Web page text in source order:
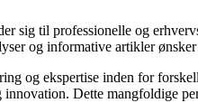
sig til professionelle og
og informative artikler
og ekspertise inden for
Dette mangfoldige